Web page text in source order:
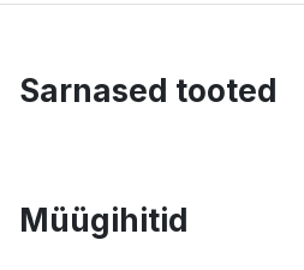
Sarnased tooted
Müügihitid